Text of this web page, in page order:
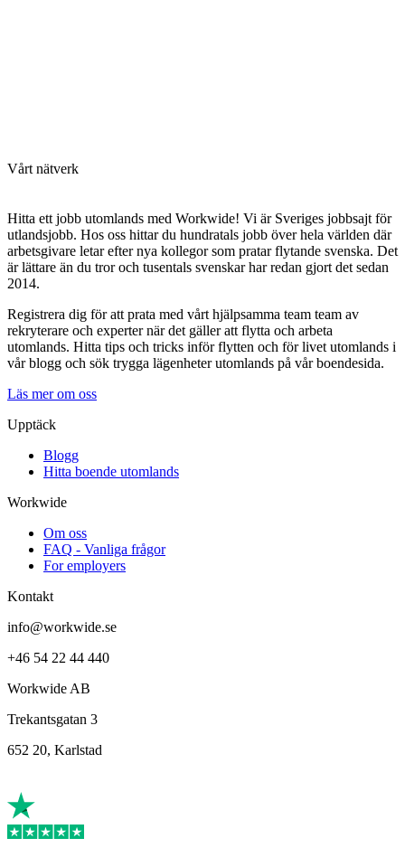
Vårt nätverk
Hitta ett jobb utomlands med Workwide! Vi är Sveriges jobbsajt för
utlandsjobb. Hos oss hittar du hundratals jobb över hela världen där
arbetsgivare letar efter nya kollegor som pratar flytande svenska. Det
är lättare än du tror och tusentals svenskar har redan gjort det sedan
2014.
Registrera dig för att prata med vårt hjälpsamma team team av
rekryterare och experter när det gäller att flytta och arbeta
utomlands. Hitta tips och tricks inför flytten och för livet utomlands i
vår blogg och sök trygga lägenheter utomlands på vår boendesida.
Läs mer om oss
Upptäck
Blogg
Hitta boende utomlands
Workwide
Om oss
FAQ - Vanliga frågor
For employers
Kontakt
info@workwide.se
+46 54 22 44 440
Workwide AB
Trekantsgatan 3
652 20, Karlstad